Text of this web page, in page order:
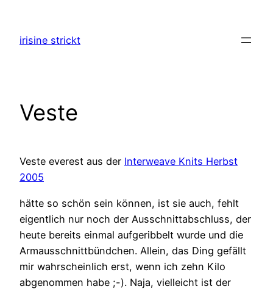
springen
irisine strickt
Veste
Veste everest aus der Interweave Knits Herbst
2005
hätte so schön sein können, ist sie auch, fehlt
eigentlich nur noch der Ausschnittabschluss, der
heute bereits einmal aufgeribbelt wurde und die
Armausschnittbündchen. Allein, das Ding gefällt
mir wahrscheinlich erst, wenn ich zehn Kilo
abgenommen habe ;-). Naja, vielleicht ist der